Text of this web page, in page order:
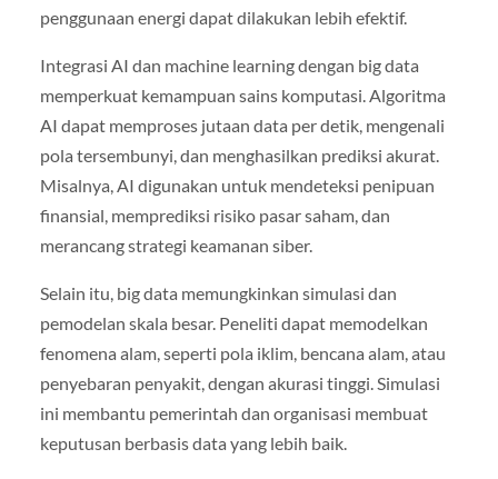
penggunaan energi dapat dilakukan lebih efektif.
Integrasi AI dan machine learning dengan big data
memperkuat kemampuan sains komputasi. Algoritma
AI dapat memproses jutaan data per detik, mengenali
pola tersembunyi, dan menghasilkan prediksi akurat.
Misalnya, AI digunakan untuk mendeteksi penipuan
finansial, memprediksi risiko pasar saham, dan
merancang strategi keamanan siber.
Selain itu, big data memungkinkan simulasi dan
pemodelan skala besar. Peneliti dapat memodelkan
fenomena alam, seperti pola iklim, bencana alam, atau
penyebaran penyakit, dengan akurasi tinggi. Simulasi
ini membantu pemerintah dan organisasi membuat
keputusan berbasis data yang lebih baik.